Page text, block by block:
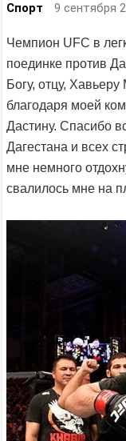
Спорт 9 сентября
Чемпион UFC в
поединке против
Богу, отцу,
благодаря моей
Дастину. Спасибо
Дагестана и всех
мне немного
свалилось мне на